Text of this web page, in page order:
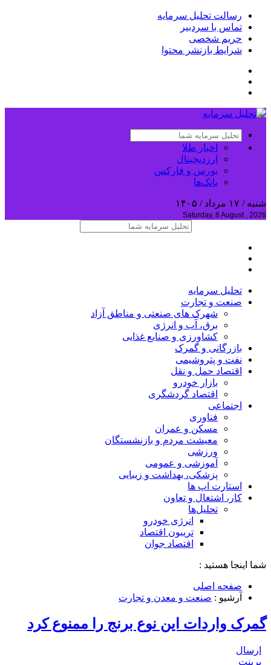
رسالت تحلیل سرمایه
تماس با سردبیر
حریم شخصی
شرایط بازنشر محتوا
اخبار طلا
ارزدیجیتال
بورس و فارکس
بانک‌ها
شنبه / ۱۷ مرداد / ۱۴۰۵
Saturday, 8 August , 2026
تحلیل‌ سرمایه
صنعت و تجارت
شهرک های صنعتی و مناطق آزاد
برق، آب و انرژی
کشاورزی و صنایع غذایی
بازرگانی و گمرک
نفت و پتروشیمی
اقتصاد حمل و نقل
بازار خودرو
اقتصاد گردشگری
اجتماعی
فناوری
مسکن و عمران
معیشت مردم و بازنشستگان
ورزشی
آموزشی و عمومی
پزشکی، بهداشت و زیبایی
استارت اپ ها
کار، اشتغال و تعاون
تحلیل‌ها
انرژی خودرو
تریبون اقتصاد
اقتصاد جوان
شما اینجا هستید :
صفحه اصلی
آرشیو : صنعت و معدن و تجارت
گمرک واردات این نوع برنج را ممنوع کرد
ارسال
پرینت